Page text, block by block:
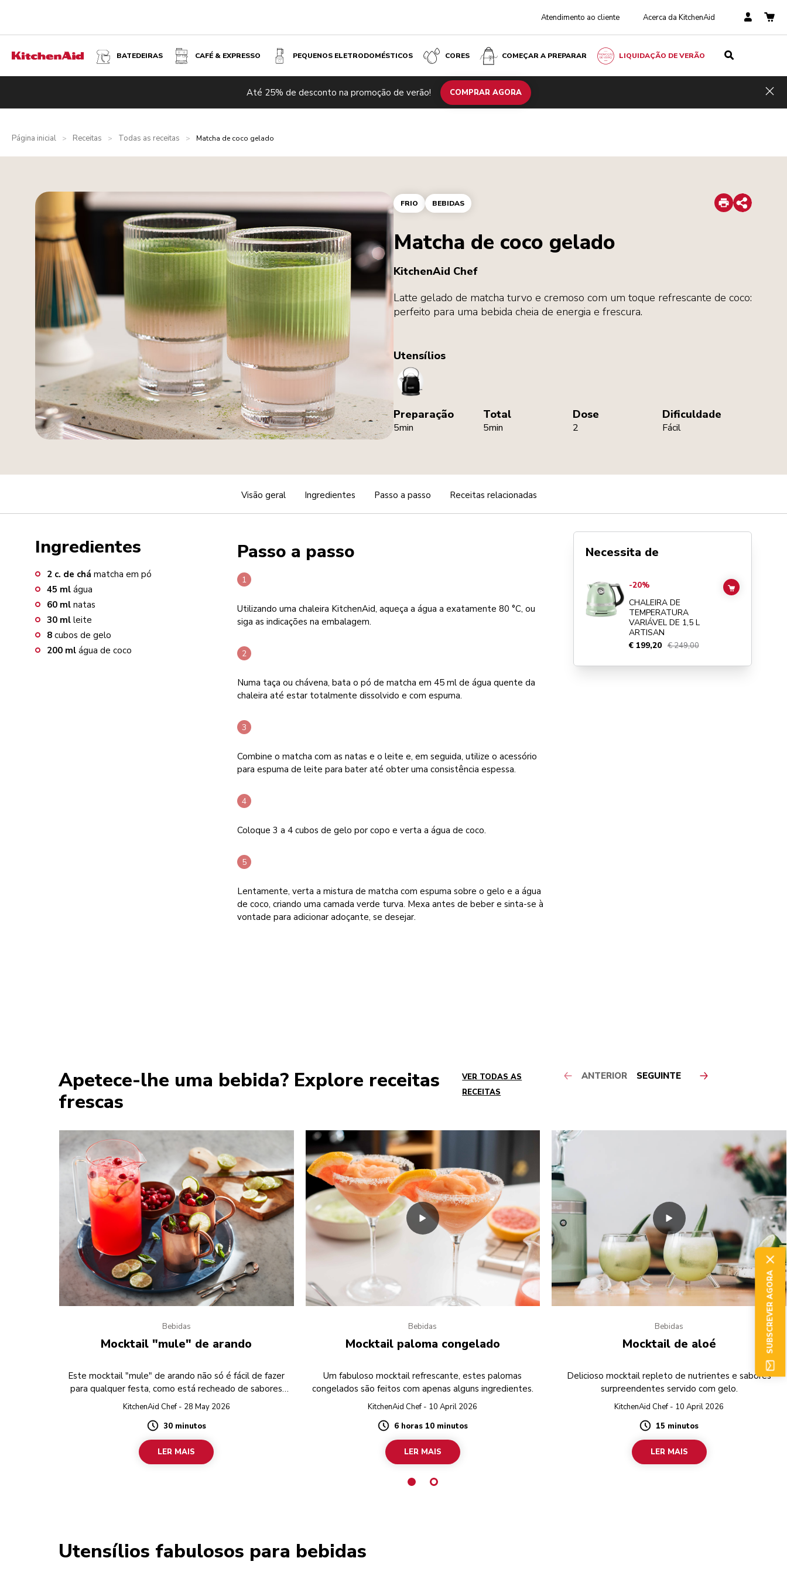
Atendimento ao cliente Acerca da KitchenAid
BATEDEIRAS CAFÉ & EXPRESSO PEQUENOS ELETRODOMÉSTICOS CORES COMEÇAR A PREPARAR LIQUIDAÇÃO DE VERÃO
Até 25% de desconto na promoção de verão! COMPRAR AGORA
Página inicial > Receitas > Todas as receitas > Matcha de coco gelado
FRIO BEBIDAS Print
Share
Matcha de coco gelado
KitchenAid Chef
Latte gelado de matcha turvo e cremoso com um toque refrescante de coco:
perfeito para uma bebida cheia de energia e frescura.
Utensílios
Kettle
Preparação
5min
Total
5min
Dose
2
Dificuldade
Fácil
Visão geral Ingredientes Passo a passo Receitas relacionadas
Ingredientes
2 c. de chá matcha em pó
45 ml água
60 ml natas
30 ml leite
8 cubos de gelo
200 ml água de coco
Passo a passo
Utilizando uma chaleira KitchenAid, aqueça a água a exatamente 80 °C, ou
siga as indicações na embalagem.
Numa taça ou chávena, bata o pó de matcha em 45 ml de água quente da
chaleira até estar totalmente dissolvido e com espuma.
Combine o matcha com as natas e o leite e, em seguida, utilize o acessório
para espuma de leite para bater até obter uma consistência espessa.
Coloque 3 a 4 cubos de gelo por copo e verta a água de coco.
Lentamente, verta a mistura de matcha com espuma sobre o gelo e a água
de coco, criando uma camada verde turva. Mexa antes de beber e sinta-se à
vontade para adicionar adoçante, se desejar.
Necessita de
Go toChaleira de temperatura variável de 1,5 L Artisan
-20%
CHALEIRA DE
TEMPERATURA
VARIÁVEL DE 1,5 L
ARTISAN
€ 199,20 € 249,00
ADD TO CART
Apetece-lhe uma bebida? Explore receitas
frescas
VER TODAS AS
RECEITAS
ANTERIOR SEGUINTE
Bebidas
Mocktail "mule" de arando
Este mocktail "mule" de arando não só é fácil de fazer
para qualquer festa, como está recheado de sabores
frutados.
KitchenAid Chef - 28 May 2026
Duration
30 minutos
LER MAIS
Bebidas
Mocktail paloma congelado
Um fabuloso mocktail refrescante, estes palomas
congelados são feitos com apenas alguns ingredientes.
KitchenAid Chef - 10 April 2026
Duration
6 horas 10 minutos
LER MAIS
Bebidas
Mocktail de aloé
Delicioso mocktail repleto de nutrientes e sabores
surpreendentes servido com gelo.
KitchenAid Chef - 10 April 2026
Duration
15 minutos
LER MAIS
Utensílios fabulosos para bebidas
SUBSCREVER AGORA